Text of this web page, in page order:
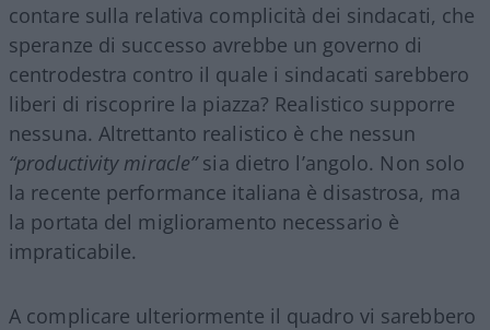
contare sulla relativa complicità dei sindacati, che
speranze di successo avrebbe un governo di
centrodestra contro il quale i sindacati sarebbero
liberi di riscoprire la piazza? Realistico supporre
nessuna. Altrettanto realistico è che nessun
“productivity miracle”sia dietro l’angolo. Non solo
la recente performance italiana è disastrosa, ma
la portata del miglioramento necessario è
impraticabile.
A complicare ulteriormente il quadro vi sarebbero